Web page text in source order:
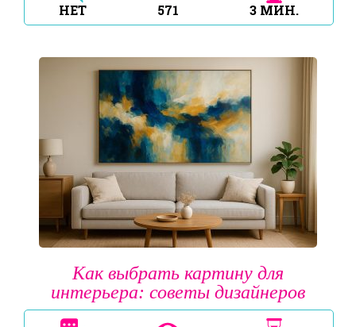
НЕТ 571 3 МИН.
Как выбрать картину для
интерьера: советы дизайнеров